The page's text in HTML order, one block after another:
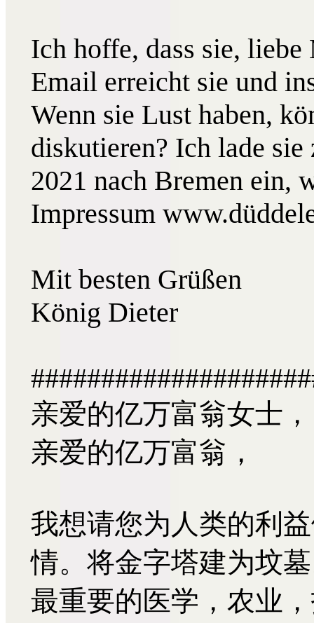
Ich hoffe, dass sie,
Email erreicht sie und
Wenn sie Lust haben,
diskutieren? Ich lade
2021 nach Bremen ein,
Impressum
Mit besten Grüßen
König Dieter
亲爱的亿万富翁女士，
亲爱的亿万富翁，
我想请您为人类的利
情。将金字塔建为坟
最重要的医学，农业